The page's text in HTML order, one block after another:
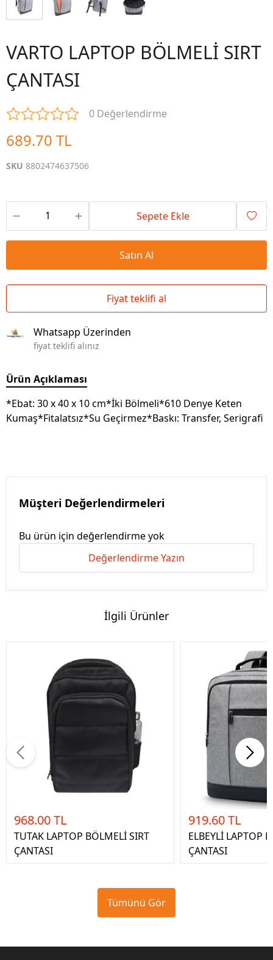
VARTO LAPTOP BÖLMELİ SIRT
ÇANTASI
0 Değerlendirme
689.70 TL
SKU 8802474637506
Sepete Ekle
Satın Al
Fiyat teklifi al
Whatsapp Üzerinden
fiyat teklifi alınız
Ürün Açıklaması
*Ebat: 30 x 40 x 10 cm*İki Bölmeli*610 Denye Keten
Kumaş*Fitalatsız*Su Geçirmez*Baskı: Transfer, Serigrafi
Müşteri Değerlendirmeleri
Bu ürün için değerlendirme yok
Değerlendirme Yazın
İlgili Ürünler
968.00 TL
TUTAK LAPTOP BÖLMELİ SIRT
ÇANTASI
919.60 TL
ELBEYLİ LAPTOP
ÇANTASI
Tümünü Gör